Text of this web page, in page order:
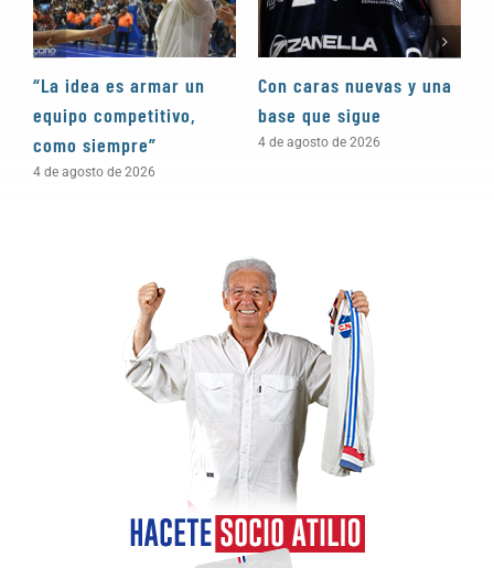
“La idea es armar un
equipo competitivo,
como siempre”
4 de agosto de 2026
Con caras nuevas y una
base que sigue
4 de agosto de 2026